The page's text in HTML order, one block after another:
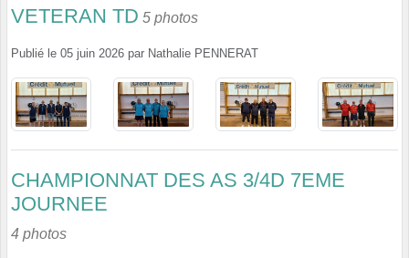
VETERAN TD 5 photos
Publié le 05 juin 2026 par Nathalie PENNERAT
CHAMPIONNAT DES AS 3/4D 7EME
JOURNEE
4 photos